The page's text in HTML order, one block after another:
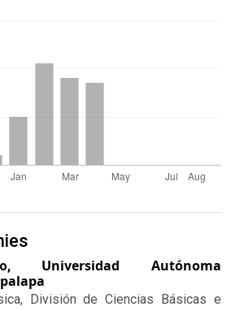
Universidad Autónoma
División de Ciencias Básicas e